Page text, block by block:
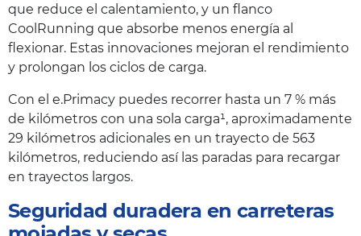
que reduce el calentamiento, y un flanco
CoolRunning que absorbe menos energía al
flexionar. Estas innovaciones mejoran el rendimiento
y prolongan los ciclos de carga.
Con el e.Primacy puedes recorrer hasta un 7 % más
de kilómetros con una sola carga¹, aproximadamente
29 kilómetros adicionales en un trayecto de 563
kilómetros, reduciendo así las paradas para recargar
en trayectos largos.
Seguridad duradera en carreteras